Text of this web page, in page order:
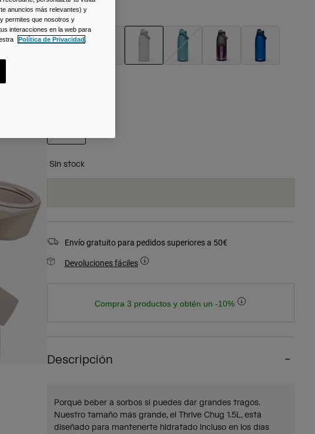
Color -Clear
Sin stock
Envío gratuito para pedidos superiores a 50€
Devoluciones fáciles
Compra 3 productos y obtén un -10%
Descripción
Porqué beber a sorbos si puedes dar grandes tragos.
Nuestro tamaño más grande, el Thrive Chug 1.5L, está
diseñado para mantenerte hidratado incluso en los días
anuncios más relevantes) y
permites que nosotros y
interacciones en la web para
Política de Privacidad